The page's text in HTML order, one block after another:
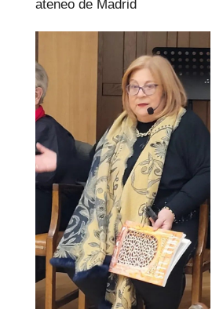
ateneo de Madrid